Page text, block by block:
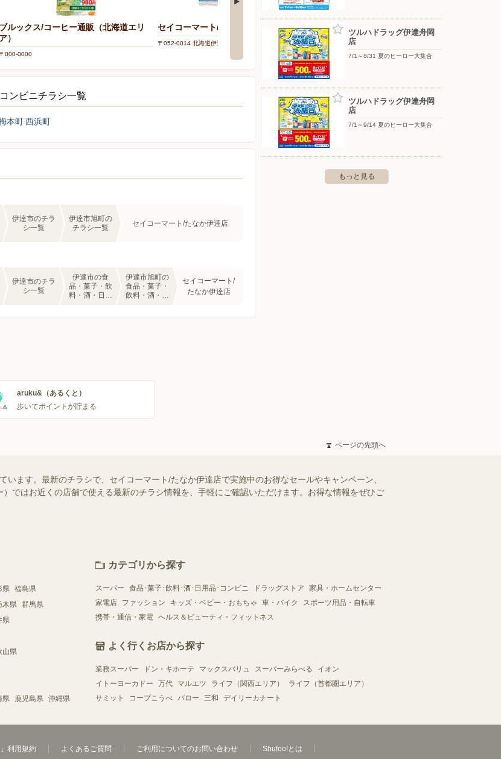
ブルックス/コーヒー通販（北海道エリ
ア）
000-0000
セイコーマート/伊達舟岡店
〒052-0014 北海道伊達市舟岡町351-1
セイコーマート/長和店
〒052-0035 北海道伊達市長和町459-99
ンビニチラシ一覧
本町西浜町
伊達市のチラ
シ一覧
伊達市旭町の
チラシ一覧
セイコーマート/たなか伊達店
伊達市のチラ
シ一覧
伊達市の食
品・菓子・飲
料・酒・日用
伊達市旭町の
食品・菓子・
飲料・酒・日
セイコーマート/
たなか伊達店
ツルハドラッグ伊達舟岡
店
7/1～8/31 夏のヒーロー大集合
ツルハドラッグ伊達舟岡
店
7/1～9/14 夏のヒーロー大集合
もっと見る
aruku&（あるくと）
歩いてポイントが貯まる
ページの先頭へ
います。最新のチラシで、セイコーマート/たなか伊達店で実施中のお得なセールやキャンペーン、
ではお近くの店舗で使える最新のチラシ情報を、手軽にご確認いただけます。お得な情報をぜひご
県 福島県
木県 群馬県
県
山県
県 鹿児島県 沖縄県
カテゴリから探す
スーパー 食品･菓子･飲料･酒･日用品･コンビニ ドラッグストア
家具・ホームセンター
家電店
ファッション キッズ・ベビー・おもちゃ 車・バイク
スポーツ用品・自転車
携帯・通信・家電 ヘルス＆ビューティ・フィットネス
よく行くお店から探す
業務スーパー ドン・キホーテ マックスバリュ スーパーみらべる
イオン
イトーヨーカドー
万代 マルエツ ライフ（関西エリア）
ライフ（首都圏エリア）
サミット
コープこうべ バロー 三和 デイリーカナート
利用規約 よくあるご質問 ご利用についてのお問い合わせ Shufoo!とは